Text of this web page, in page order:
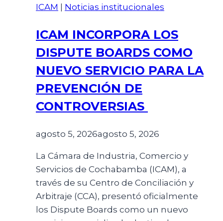
ICAM Noticias institucionales
ICAM INCORPORA LOS
DISPUTE BOARDS COMO
NUEVO SERVICIO PARA LA
PREVENCIÓN DE
CONTROVERSIAS
agosto 5, 2026agosto 5, 2026
La Cámara de Industria, Comercio y
Servicios de Cochabamba (ICAM), a
través de su Centro de Conciliación y
Arbitraje (CCA), presentó oficialmente
los Dispute Boards como un nuevo